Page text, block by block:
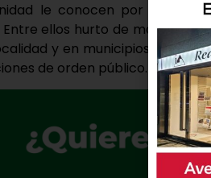
le conocen por haber
Entre ellos hurto de material
y en municipios
de orden público.